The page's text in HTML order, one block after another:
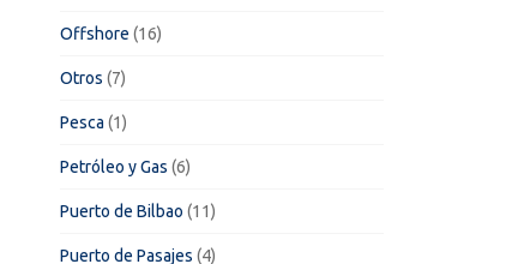
Offshore (16)
Otros (7)
Pesca (1)
Petróleo y Gas (6)
Puerto de Bilbao (11)
Puerto de Pasajes (4)